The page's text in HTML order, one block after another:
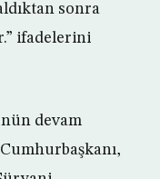
sonra
ifadelerini
devam